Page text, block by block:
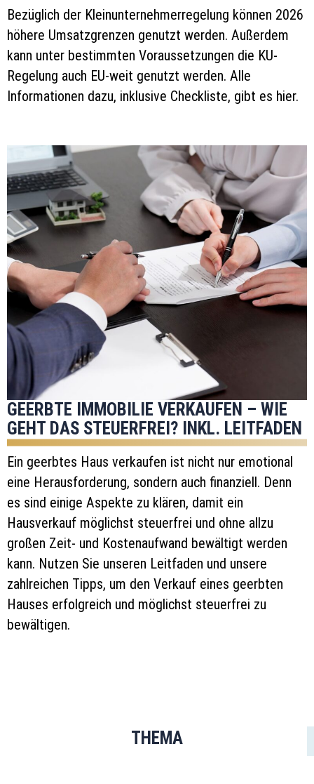
Bezüglich der Kleinunternehmerregelung können 2026
höhere Umsatzgrenzen genutzt werden. Außerdem
kann unter bestimmten Voraussetzungen die KU-
Regelung auch EU-weit genutzt werden. Alle
Informationen dazu, inklusive Checkliste, gibt es hier.
GEERBTE IMMOBILIE VERKAUFEN – WIE
GEHT DAS STEUERFREI? INKL. LEITFADEN
Ein geerbtes Haus verkaufen ist nicht nur emotional
eine Herausforderung, sondern auch finanziell. Denn
es sind einige Aspekte zu klären, damit ein
Hausverkauf möglichst steuerfrei und ohne allzu
großen Zeit- und Kostenaufwand bewältigt werden
kann. Nutzen Sie unseren Leitfaden und unsere
zahlreichen Tipps, um den Verkauf eines geerbten
Hauses erfolgreich und möglichst steuerfrei zu
bewältigen.
THEMA